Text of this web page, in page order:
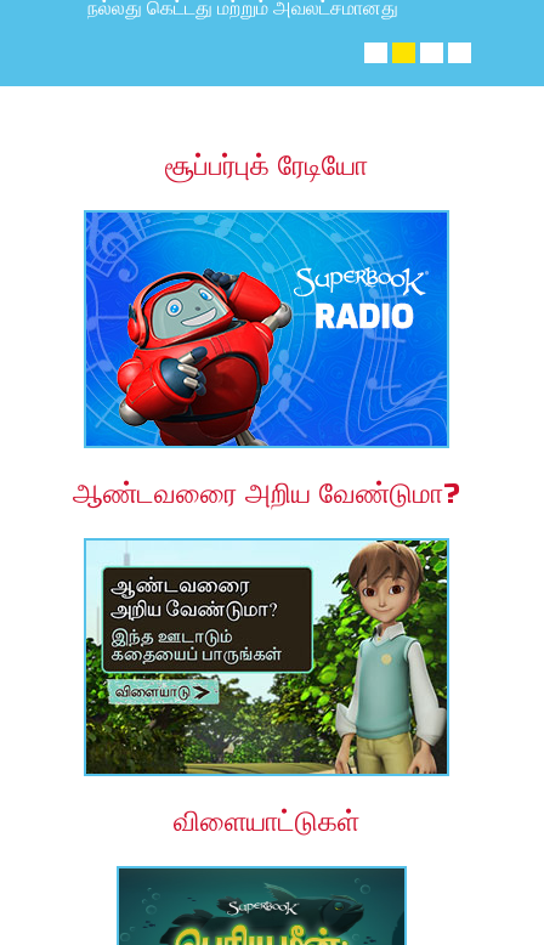
நல்லது கெட்டது மற்றும் அவலட்சமானது
சூப்பர்புக் ரேடியோ
ஆண்டவரைை அறிய வேண்டுமா?
விளையாட்டுகள்